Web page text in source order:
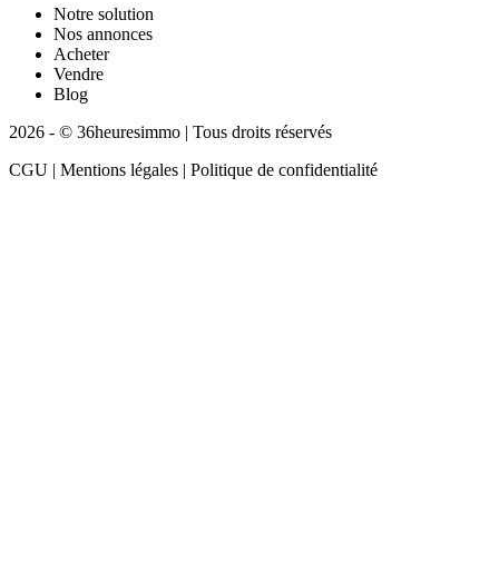
Notre solution
Nos annonces
Acheter
Vendre
Blog
2026 - © 36heuresimmo | Tous droits réservés
CGU | Mentions légales | Politique de confidentialité